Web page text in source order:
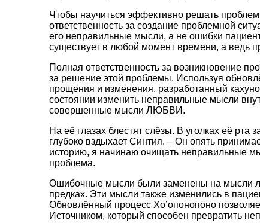
Чтобы научиться эффективно решать
ответственность за создание проблемной
его неправильные мысли, а не ошибки
существует в любой момент времени, а ведь
Полная ответственность за возникновение
за решение этой проблемы. Используя
прощения и изменения, разработанный
состоянии изменить неправильные мысли
совершенные мысли ЛЮБВИ.
На её глазах блестят слёзы. В уголках её
глубоко вздыхает Синтия. – Он опять
историю, я начинаю очищать неправильные
проблема.
Ошибочные мысли были заменены на мысли
предках. Эти мысли также изменились в
Обновлённый процесс Хо’опонопоно
Источником, который способен превратить